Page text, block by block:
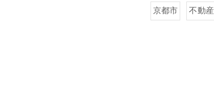
京都市 不動産